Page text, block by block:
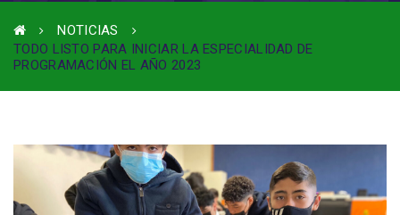
NOTICIAS
TODO LISTO PARA INICIAR LA ESPECIALIDAD DE
PROGRAMACIÓN EL AÑO 2023